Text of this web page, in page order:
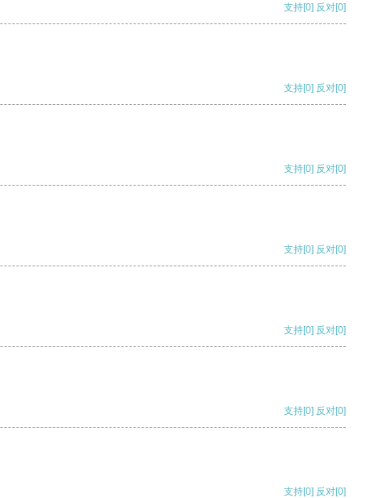
支持[0] 反对[0]
支持[0] 反对[0]
支持[0] 反对[0]
支持[0] 反对[0]
支持[0] 反对[0]
支持[0] 反对[0]
支持[0] 反对[0]